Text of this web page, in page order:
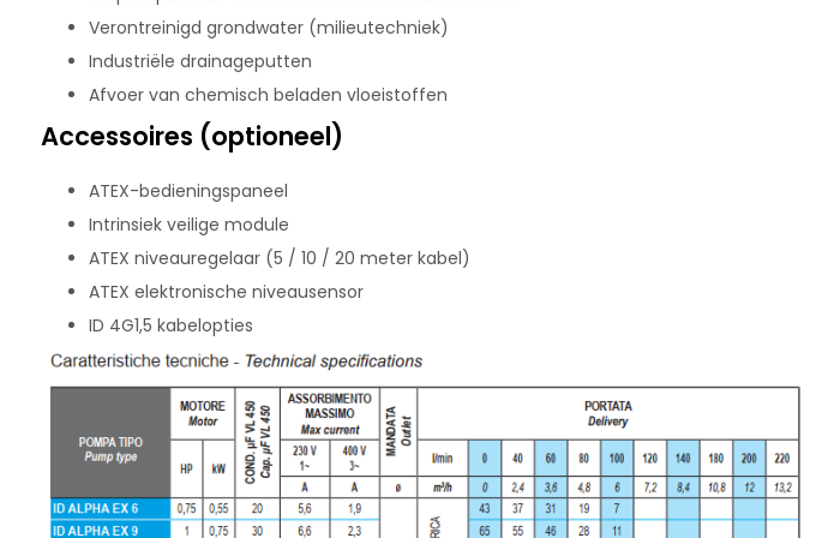
Verontreinigd grondwater (milieutechniek)
Industriële drainageputten
Afvoer van chemisch beladen vloeistoffen
Accessoires (optioneel)
ATEX-bedieningspaneel
Intrinsiek veilige module
ATEX niveauregelaar (5 / 10 / 20 meter kabel)
ATEX elektronische niveausensor
ID 4G1,5 kabelopties